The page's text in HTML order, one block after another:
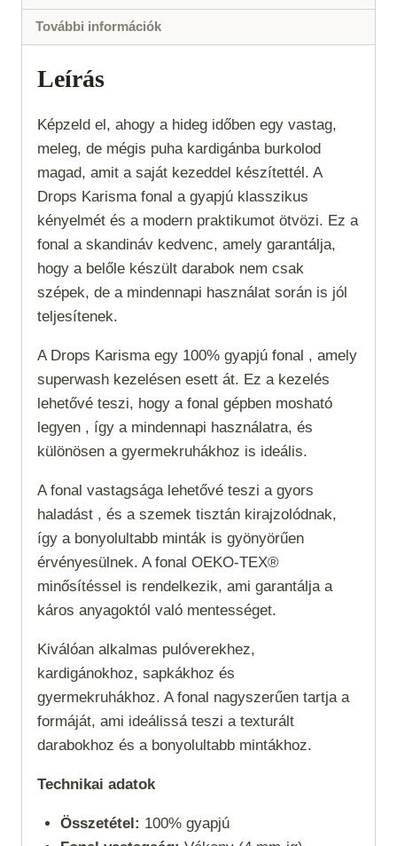
mix
További információk
Leírás
Képzeld el, ahogy a hideg időben egy vastag,
meleg, de mégis puha kardigánba burkolod
magad, amit a saját kezeddel készítettél. A
Drops Karisma fonal a gyapjú klasszikus
kényelmét és a modern praktikumot ötvözi. Ez a
fonal a skandináv kedvenc, amely garantálja,
hogy a belőle készült darabok nem csak
szépek, de a mindennapi használat során is jól
teljesítenek.
A Drops Karisma egy 100% gyapjú fonal , amely
superwash kezelésen esett át. Ez a kezelés
lehetővé teszi, hogy a fonal gépben mosható
legyen , így a mindennapi használatra, és
különösen a gyermekruhákhoz is ideális.
A fonal vastagsága lehetővé teszi a gyors
haladást , és a szemek tisztán kirajzolódnak,
így a bonyolultabb minták is gyönyörűen
érvényesülnek. A fonal OEKO-TEX®
minősítéssel is rendelkezik, ami garantálja a
káros anyagoktól való mentességet.
Kiválóan alkalmas pulóverekhez,
kardigánokhoz, sapkákhoz és
gyermekruhákhoz. A fonal nagyszerűen tartja a
formáját, ami ideálissá teszi a texturált
darabokhoz és a bonyolultabb mintákhoz.
Technikai adatok
Összetétel: 100% gyapjú